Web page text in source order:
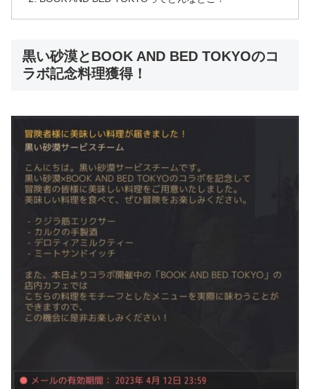
黒い砂漠とBOOK AND BED TOKYOのコ
ラボ記念料理獲得！